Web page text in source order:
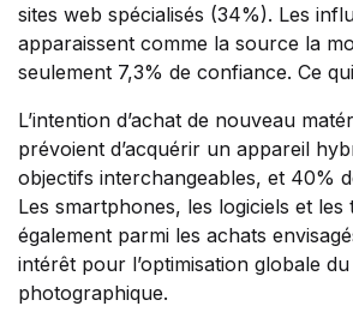
sites web spécialisés (34%). Les
apparaissent comme la source la
seulement 7,3% de confiance. Ce
L’intention d’achat de nouveau
prévoient d’acquérir un appareil
objectifs interchangeables, et 40%
Les smartphones, les logiciels et
également parmi les achats
intérêt pour l’optimisation globale
photographique.